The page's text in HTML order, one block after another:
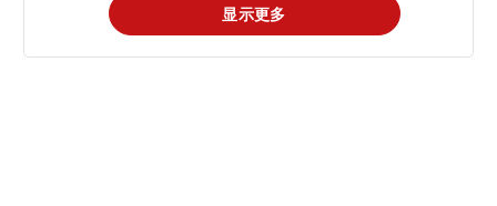
显示更多